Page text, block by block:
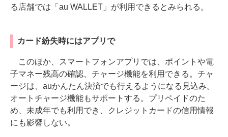
る店舗では「au WALLET」が利用できるとみられる。
カード紛失時にはアプリで
このほか、スマートフォンアプリでは、ポイントや電
子マネー残高の確認、チャージ機能を利用できる。チャ
ージは、auかんたん決済でも行えるようになる見込み。
オートチャージ機能もサポートする。プリペイドのた
め、未成年でも利用でき、クレジットカードの信用情報
にも影響しない。